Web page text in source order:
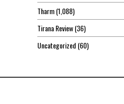
Tharm(1,088)
Tirana Review(36)
Uncategorized (60)